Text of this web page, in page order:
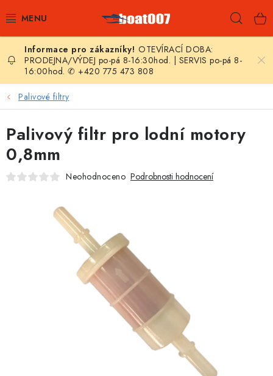
na
E-SHOP
AKČNÍ SLEVY
ZPRAVODAJ
KONTAKTY
LODNÍ MOTORY
NAFUKOVACÍ ČLUNY
MOTOROVÉ ČLUNY
LODNÍ ELEKTROMOTORY
PRAMICE A MOTOROVÉ VESLICE
OTEVÍRACÍ DOBA:
PRODEJNA/VÝDEJ po-pá 8-16:30hod. | SERVIS po-pá 8-
16:00hod. ✆ +420 775 473 808
Palivové filtry
Palivový filtr pro lodní motory
0,8mm
Neohodnoceno Podrobnosti hodnocení